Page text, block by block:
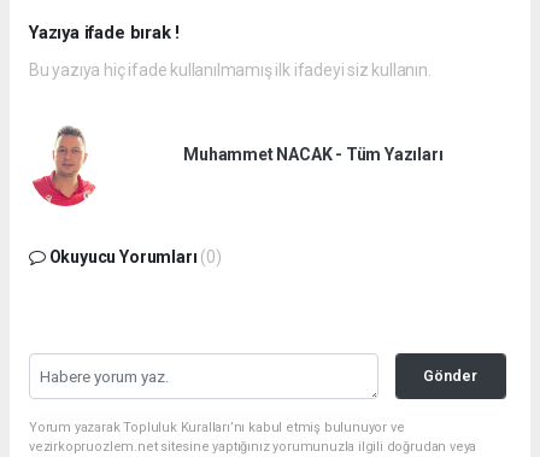
Yazıya ifade bırak !
Bu yazıya hiç ifade kullanılmamış ilk ifadeyi siz kullanın.
Muhammet NACAK - Tüm Yazıları
Okuyucu Yorumları (0)
Gönder
Yorum yazarak Topluluk Kuralları’nı kabul etmiş bulunuyor ve
vezirkopruozlem.net sitesine yaptığınız yorumunuzla ilgili doğrudan veya